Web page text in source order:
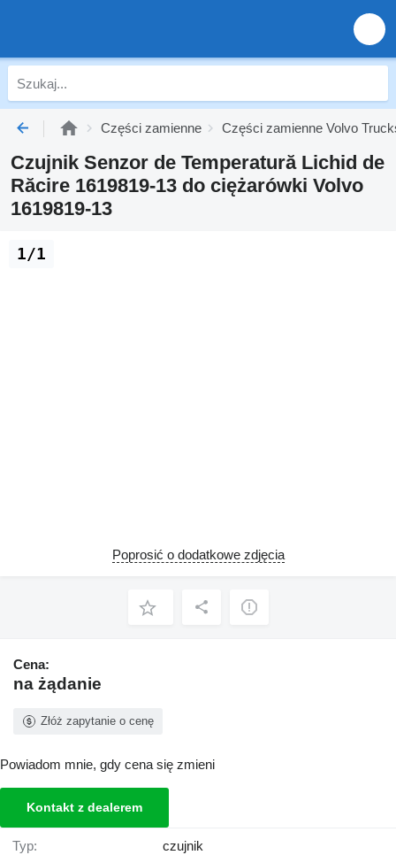
Części zamienne Części zamienne Volvo
Czujnik Senzor de Temperatură Lichid de
Răcire 1619819-13 do ciężarówki Volvo
1619819-13
1/1
Poprosić o dodatkowe zdjęcia
Cena:
na żądanie
Złóż zapytanie o cenę
Powiadom mnie, gdy cena się zmieni
Kontakt z dealerem
Typ: czujnik